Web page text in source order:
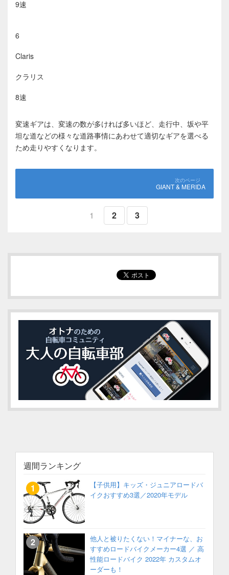
9速
6
Claris
クラリス
8速
変速ギアは、変速の数が多ければ多いほど、走行中、坂や平
坦な道などの様々な道路事情にあわせて適切なギアを選べる
ため走りやすくなります。
GIANT & MERIDA
1 2 3
週間ランキング
【子供用】キッズ・ジュニアロードバ
イクおすすめ3選／2020年モデル
他人と被りたくない！マイナーな、お
すすめロードバイクメーカー4選 ／ 高
性能ロードバイク 2022年 カスタムオ
ーダーも！